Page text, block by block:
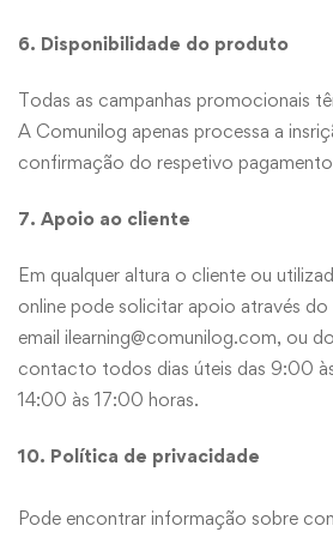
6. Disponibilidade do produto
Todas as campanhas promocionais
A Comunilog apenas processa a
confirmação do respetivo
7. Apoio ao cliente
Em qualquer altura o cliente ou
online pode solicitar apoio através do
email ilearning@comunilog.com, ou
contacto todos dias úteis das 9:00
14:00 às 17:00 horas.
10. Política de privacidade
Pode encontrar informação sobre